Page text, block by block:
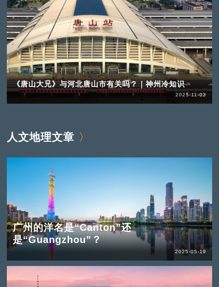
《唐山大兄》与河北唐山市有关吗？｜神州冷知识
2025-11-03
人文地理文章
广州的洋名是“Canton”还
是“Guangzhou”？
2025-05-19